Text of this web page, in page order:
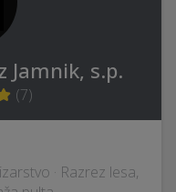
Jamnik, s.p.
(7)
· Razrez lesa,